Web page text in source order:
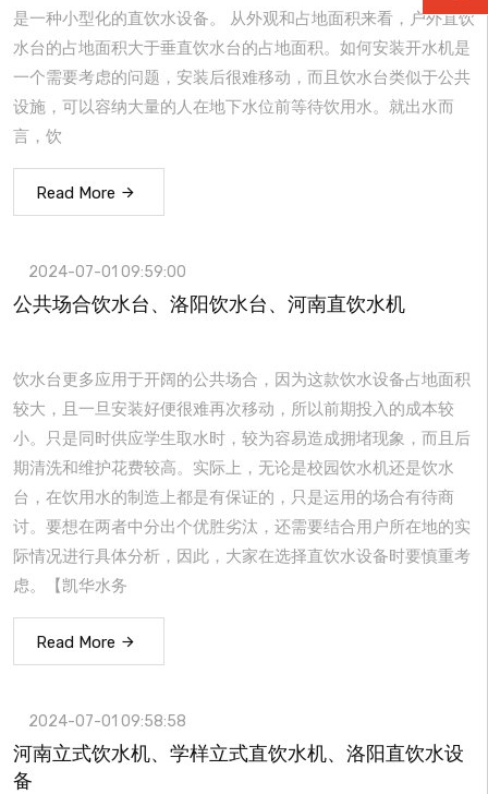
是一种小型化的直饮水设备。 从外观和占地面积来看，户外直饮
水台的占地面积大于垂直饮水台的占地面积。如何安装开水机是
一个需要考虑的问题，安装后很难移动，而且饮水台类似于公共
设施，可以容纳大量的人在地下水位前等待饮用水。就出水而
言，饮
Read More
2024-07-01 09:59:00
公共场合饮水台、洛阳饮水台、河南直饮水机
饮水台更多应用于开阔的公共场合，因为这款饮水设备占地面积
较大，且一旦安装好便很难再次移动，所以前期投入的成本较
小。只是同时供应学生取水时，较为容易造成拥堵现象，而且后
期清洗和维护花费较高。实际上，无论是校园饮水机还是饮水
台，在饮用水的制造上都是有保证的，只是运用的场合有待商
讨。要想在两者中分出个优胜劣汰，还需要结合用户所在地的实
际情况进行具体分析，因此，大家在选择直饮水设备时要慎重考
虑。【凯华水务
Read More
2024-07-01 09:58:58
河南立式饮水机、学样立式直饮水机、洛阳直饮水设
备